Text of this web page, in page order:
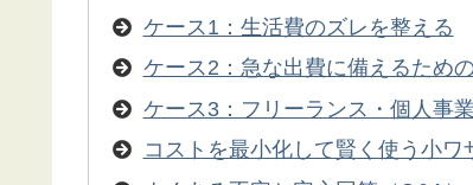
ケース1：生活費のズレを整える
ケース2：急な出費に備えるため
ケース3：フリーランス・個人事
コストを最小化して賢く使う小ワ